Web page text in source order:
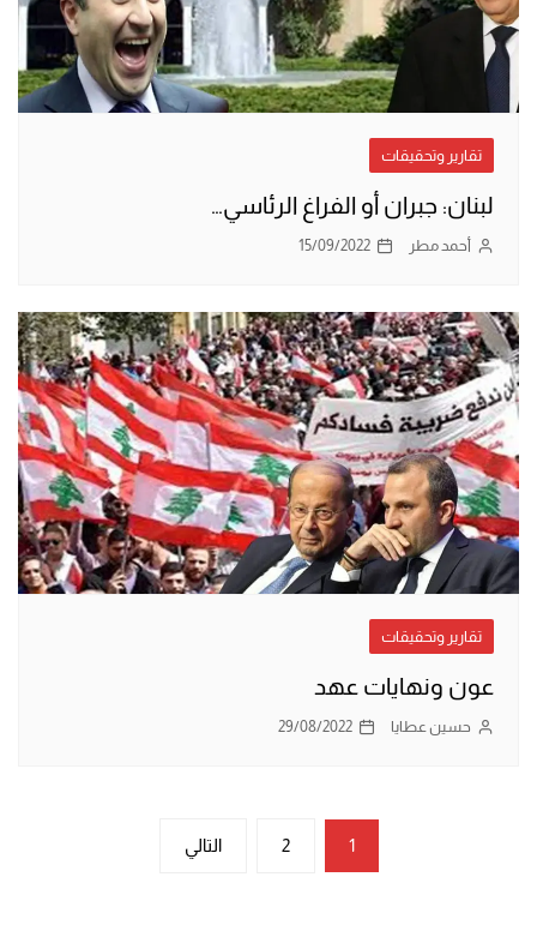
تقارير وتحقيقات
لبنان: جبران أو الفراغ الرئاسي…
أحمد مطر 15/09/2022
تقارير وتحقيقات
عون ونهايات عهد
حسين عطايا 29/08/2022
1
2 التالي